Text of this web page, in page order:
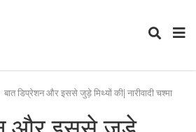
बात डिप्रेशन और इससे जुड़े मिथ्यों की| नारीवादी चश्मा